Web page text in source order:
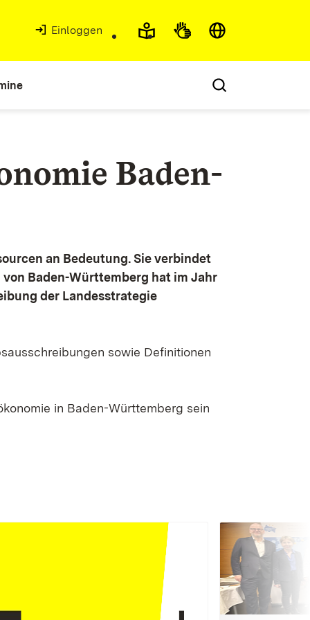
Einloggen
Baden-
an Bedeutung. Sie verbindet
Baden-Württemberg hat im Jahr
der Landesstrategie
sowie Definitionen
in Baden-Württemberg sein